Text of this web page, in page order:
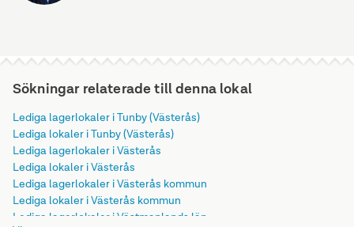
Sökningar relaterade till denna lokal
Lediga lagerlokaler i Tunby (Västerås)
Lediga lokaler i Tunby (Västerås)
Lediga lagerlokaler i Västerås
Lediga lokaler i Västerås
Lediga lagerlokaler i Västerås kommun
Lediga lokaler i Västerås kommun
Lediga lagerlokaler i Västmanlands län